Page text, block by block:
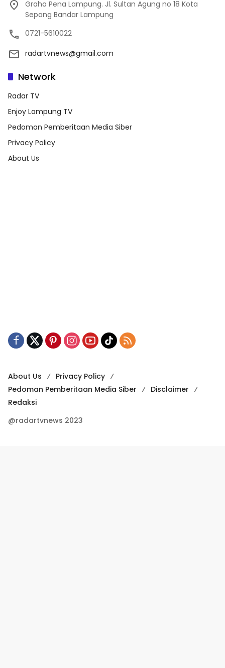
Graha Pena Lampung. Jl. Sultan Agung no 18 Kota
Sepang Bandar Lampung
0721-5610022
radartvnews@gmail.com
Network
Radar TV
Enjoy Lampung TV
Pedoman Pemberitaan Media Siber
Privacy Policy
About Us
About Us
Privacy Policy
Pedoman Pemberitaan Media Siber
Disclaimer
Redaksi
@radartvnews 2023